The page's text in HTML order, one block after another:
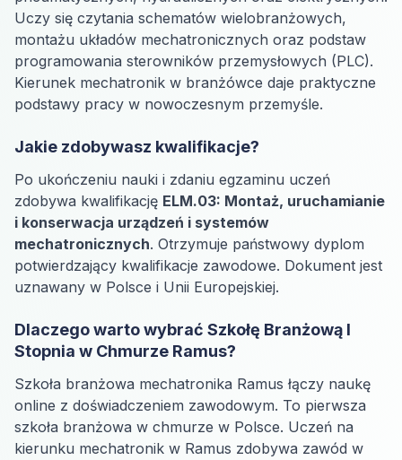
Uczy się czytania schematów wielobranżowych,
montażu układów mechatronicznych oraz podstaw
programowania sterowników przemysłowych (PLC).
Kierunek mechatronik w branżówce daje praktyczne
podstawy pracy w nowoczesnym przemyśle.
Jakie zdobywasz kwalifikacje?
Po ukończeniu nauki i zdaniu egzaminu uczeń
zdobywa kwalifikację ELM.03: Montaż, uruchamianie
i konserwacja urządzeń i systemów
mechatronicznych. Otrzymuje państwowy dyplom
potwierdzający kwalifikacje zawodowe. Dokument jest
uznawany w Polsce i Unii Europejskiej.
Dlaczego warto wybrać Szkołę Branżową I
Stopnia w Chmurze Ramus?
Szkoła branżowa mechatronika Ramus łączy naukę
online z doświadczeniem zawodowym. To pierwsza
szkoła branżowa w chmurze w Polsce. Uczeń na
kierunku mechatronik w Ramus zdobywa zawód w